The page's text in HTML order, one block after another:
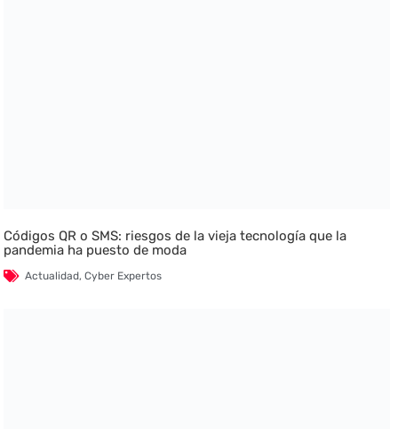
Códigos QR o SMS: riesgos de la vieja tecnología que la
pandemia ha puesto de moda
Actualidad,Cyber Expertos